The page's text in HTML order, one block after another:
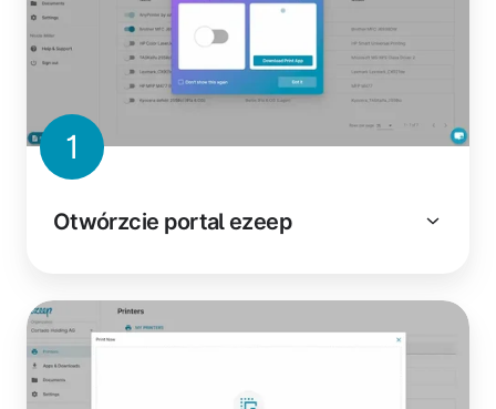
1
Otwórzcie portal ezeep